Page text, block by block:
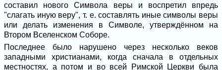
составил нового Символа веры и воспретил впредь
"слагать иную веру", т. е. составлять иные символы веры
или делать изменения в Символе, утверждённом на
Втором Вселенском Соборе.
Последнее было нарушено через несколько веков
западными христианами, когда сначала в отдельных
местностях, а потом и во всей Римской Церкви была